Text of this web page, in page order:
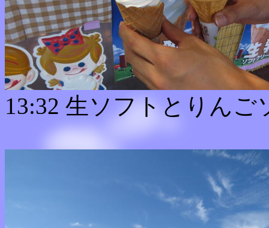
13:32 生ソフトとりんご